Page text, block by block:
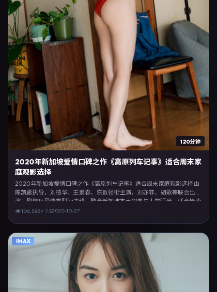
120分钟
2020年新加坡爱情口碑之作《高原列车记事》适合周末家
庭观影选择
2020年新加坡爱情口碑之作《高原列车记事》适合周末家庭观影选择由
陈凯歌执导，刘德华、王景春、陈数领衔主演，刘亦菲、胡歌等联合出
演。剧情以爱情类型为主线，融合新加坡本土叙事与人物弧光，适合检索
「爱情电影 新加坡 陈凯歌 刘德华」等关键词的观众。2020年10月27日
素材。
👁100,585⭐ 7.52020-10-27
IMAX